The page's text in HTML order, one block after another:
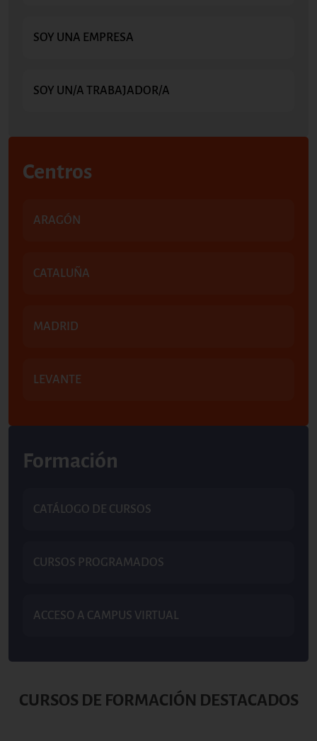
SOY UNA EMPRESA
SOY UN/A TRABAJADOR/A
Centros
ARAGÓN
CATALUÑA
MADRID
LEVANTE
Formación
CATÁLOGO DE CURSOS
CURSOS PROGRAMADOS
ACCESO A CAMPUS VIRTUAL
CURSOS DE FORMACIÓN DESTACADOS